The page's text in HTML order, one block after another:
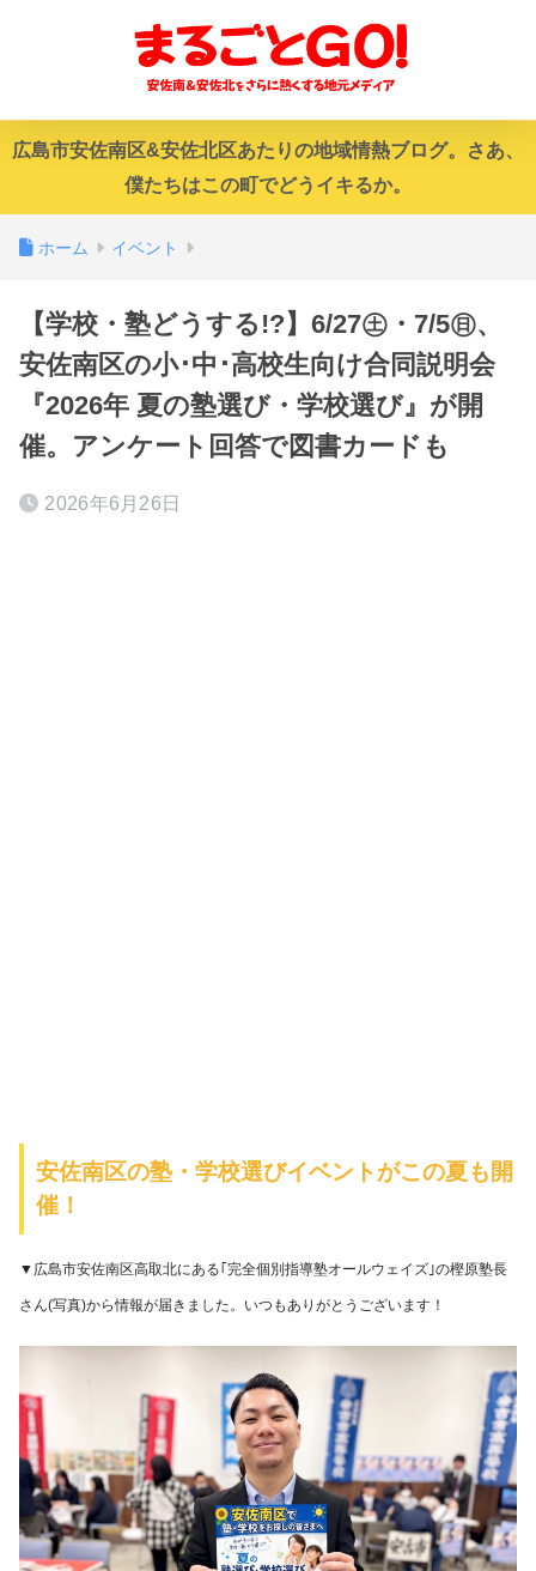
広島市安佐南区&安佐北区あたりの地域情熱ブログ。さあ、
僕たちはこの町でどうイキるか。
ホーム イベント
【学校・塾どうする!?】6/27㊏・7/5㊐、
安佐南区の小･中･高校生向け合同説明会
『2026年 夏の塾選び・学校選び』が開
催。アンケート回答で図書カードも
2026年6月26日
安佐南区の塾・学校選びイベントがこの夏も開
催！
▼広島市安佐南区高取北にある｢完全個別指導塾オールウェイズ｣の樫原塾長
さん(写真)から情報が届きました。いつもありがとうございます！